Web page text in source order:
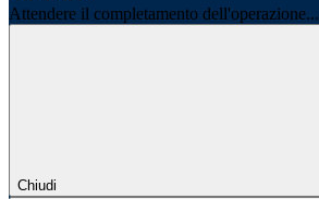
Attendere il completamento dell'operazione...
Chiudi